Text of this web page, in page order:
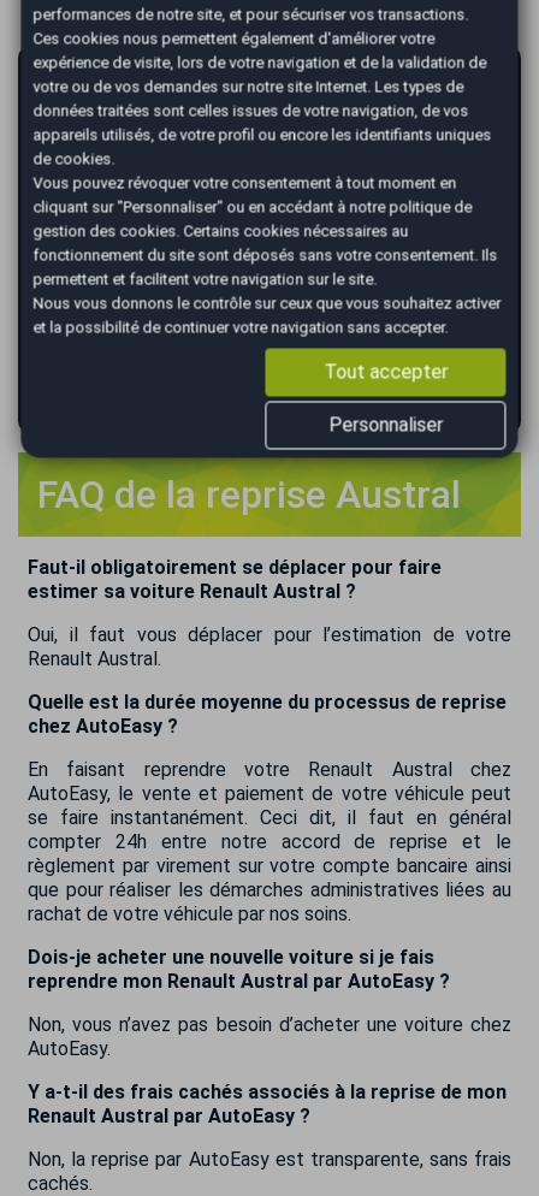
AutoEasy vous garantit la vente de votre
voiture au meilleur prix !
Renseignez le kilométrage de votre véhicule*
VALIDER
FAQ de la reprise Austral
Faut-il obligatoirement se déplacer pour faire
estimer sa voiture Renault Austral ?
Oui, il faut vous déplacer pour l’estimation de votre
Renault Austral.
Quelle est la durée moyenne du processus de reprise
chez AutoEasy ?
En faisant reprendre votre Renault Austral chez
AutoEasy, le vente et paiement de votre véhicule peut
se faire instantanément. Ceci dit, il faut en général
compter 24h entre notre accord de reprise et le
règlement par virement sur votre compte bancaire ainsi
que pour réaliser les démarches administratives liées au
rachat de votre véhicule par nos soins.
Dois-je acheter une nouvelle voiture si je fais
reprendre mon Renault Austral par AutoEasy ?
Non, vous n’avez pas besoin d’acheter une voiture chez
AutoEasy.
Y a-t-il des frais cachés associés à la reprise de mon
Renault Austral par AutoEasy ?
Non, la reprise par AutoEasy est transparente, sans frais
cachés.
performances de notre site, et pour sécuriser vos transactions.
Ces cookies nous permettent également d'améliorer votre
expérience de visite, lors de votre navigation et de la validation de
votre ou de vos demandes sur notre site Internet. Les types de
données traitées sont celles issues de votre navigation, de vos
appareils utilisés, de votre profil ou encore les identifiants uniques
de cookies.
Vous pouvez révoquer votre consentement à tout moment en
cliquant sur "Personnaliser" ou en accédant à notre politique de
gestion des cookies. Certains cookies nécessaires au
fonctionnement du site sont déposés sans votre consentement. Ils
permettent et facilitent votre navigation sur le site.
Nous vous donnons le contrôle sur ceux que vous souhaitez activer
et la possibilité de continuer votre navigation sans accepter.
Tout accepter
Personnaliser